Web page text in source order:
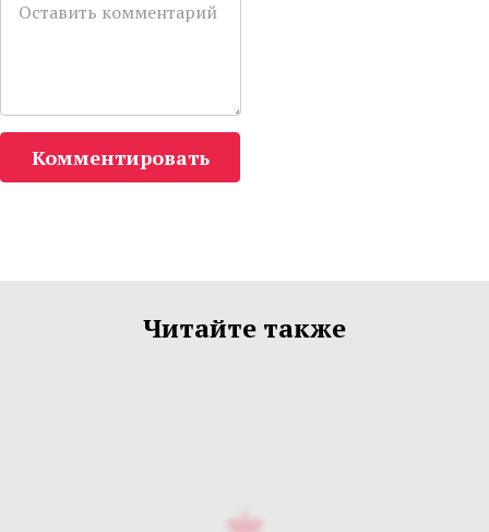
Комментировать
Читайте также